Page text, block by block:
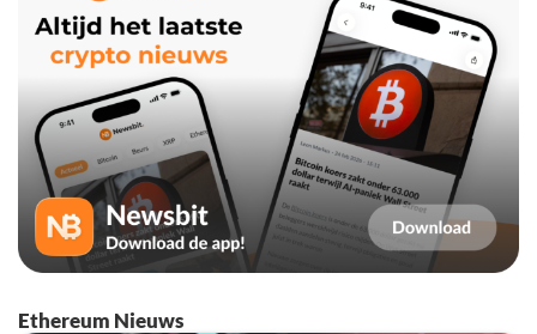
Ethereum Nieuws